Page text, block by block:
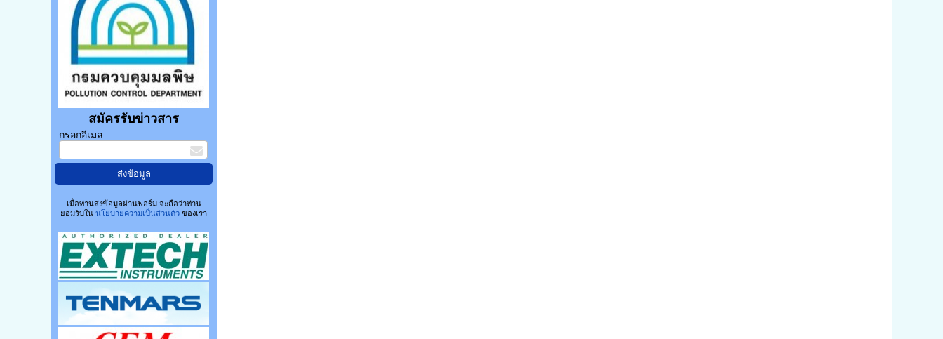
สมัครรับข่าวสาร
กรอกอีเมล
เมื่อท่านส่งข้อมูลผ่านฟอร์ม จะถือว่าท่าน
ยอมรับใน นโยบายความเป็นส่วนตัวของเรา